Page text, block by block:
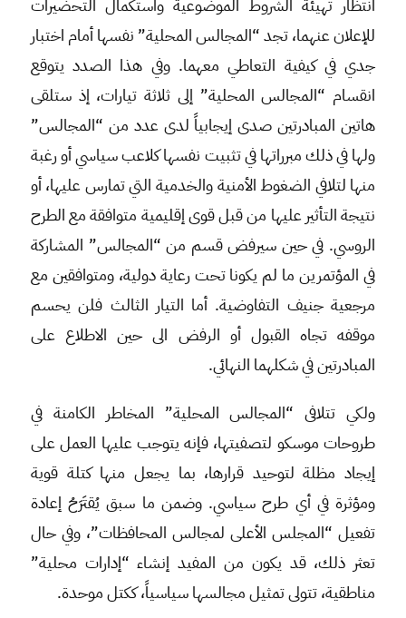
انتظار تهيئة الشروط الموضوعية واستكمال التحضيرات
للإعلان عنهما، تجد “المجالس المحلية” نفسها أمام اختبار
جدي في كيفية التعاطي معهما. وفي هذا الصدد يتوقع
انقسام “المجالس المحلية” إلى ثلاثة تيارات، إذ ستلقى
هاتين المبادرتين صدى إيجابياً لدى عدد من “المجالس”
ولها في ذلك مبرراتها في تثبيت نفسها كلاعب سياسي أو رغبة
منها لتلافي الضغوط الأمنية والخدمية التي تمارس عليها، أو
نتيجة التأثير عليها من قبل قوى إقليمية متوافقة مع الطرح
الروسي. في حين سيرفض قسم من “المجالس” المشاركة
في المؤتمرين ما لم يكونا تحت رعاية دولية، ومتوافقين مع
مرجعية جنيف التفاوضية. أما التيار الثالث فلن يحسم
موقفه تجاه القبول أو الرفض الى حين الاطلاع على
المبادرتين في شكلهما النهائي.
ولكي تتلافى “المجالس المحلية” المخاطر الكامنة في
طروحات موسكو لتصفيتها، فإنه يتوجب عليها العمل على
إيجاد مظلة لتوحيد قرارها، بما يجعل منها كتلة قوية
ومؤثرة في أي طرح سياسي. وضمن ما سبق يُقتَرَحُ إعادة
تفعيل “المجلس الأعلى لمجالس المحافظات”، وفي حال
تعثر ذلك، قد يكون من المفيد إنشاء “إدارات محلية”
مناطقية، تتولى تمثيل مجالسها سياسياً، ككتل موحدة.